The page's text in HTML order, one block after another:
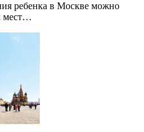
ребенка в Москве можно
мест…